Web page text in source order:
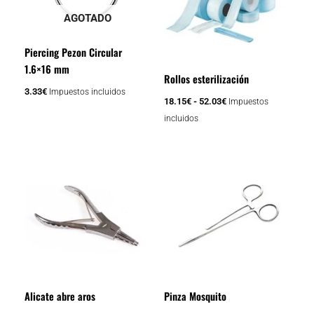
AGOTADO
Piercing Pezon Circular
1.6×16 mm
3.33€ Impuestos incluidos
Rollos esterilización
18.15€ - 52.03€
hasta
52.03€
Impuestos
incluidos
variantes.
Las
pueden
elegir
Alicate abre aros Pinza Mosquito
precios:
8.47€
hasta
9.08€
múltiples
variantes.
pueden